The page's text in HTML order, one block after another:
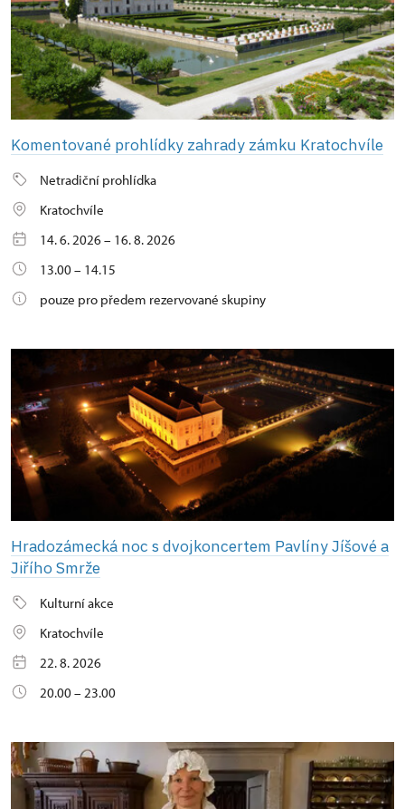
Komentované prohlídky zahrady zámku Kratochvíle
Netradiční prohlídka
Kratochvíle
14. 6. 2026 – 16. 8. 2026
13.00 – 14.15
pouze pro předem rezervované skupiny
Hradozámecká noc s dvojkoncertem Pavlíny Jíšové a
Jiřího Smrže
Kulturní akce
Kratochvíle
22. 8. 2026
20.00 – 23.00